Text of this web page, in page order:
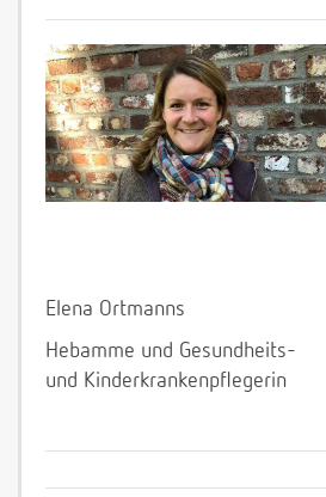
Elena Ortmanns
Hebamme und Gesundheits-
und Kinderkrankenpflegerin